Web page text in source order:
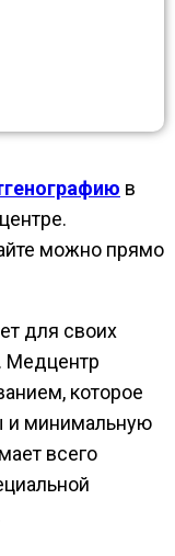
в
можно прямо
для своих
Медцентр
которое
и минимальную
всего